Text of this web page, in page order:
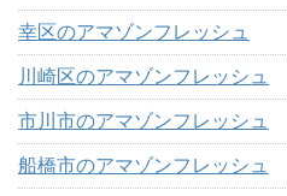
幸区のアマゾンフレッシュ
川崎区のアマゾンフレッシュ
市川市のアマゾンフレッシュ
船橋市のアマゾンフレッシュ